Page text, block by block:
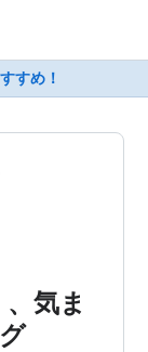
すめ！
気ま